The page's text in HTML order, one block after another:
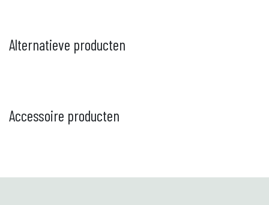
Alternatieve producten
Accessoire producten